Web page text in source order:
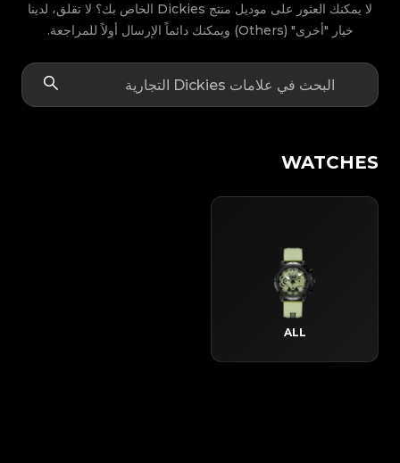
لا يمكنك العثور على موديل منتج Dickies الخاص بك؟ لا تقلق، لدينا
خيار "أخرى" (Others) ويمكنك دائماً الإرسال أولاً للمراجعة.
WATCHES
ALL